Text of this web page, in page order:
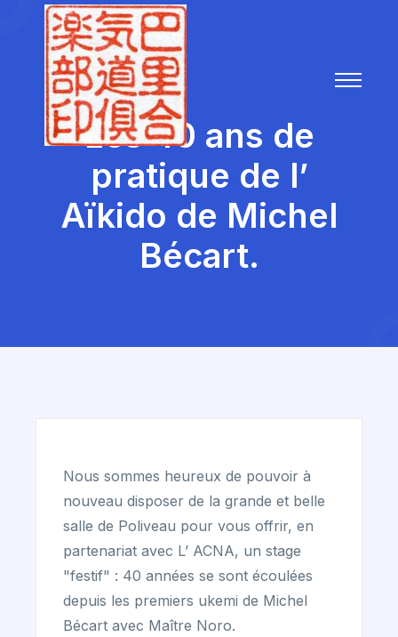
Les 40 ans de
pratique de l’
Aïkido de Michel
Bécart.
Nous sommes heureux de pouvoir à
nouveau disposer de la grande et belle
salle de Poliveau pour vous offrir, en
partenariat avec L’ ACNA, un stage
"festif" : 40 années se sont écoulées
depuis les premiers ukemi de Michel
Bécart avec Maître Noro.